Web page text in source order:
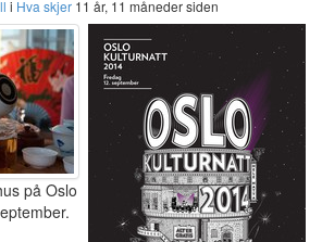
i Hva skjer 11 år, 11 måneder siden
på Oslo